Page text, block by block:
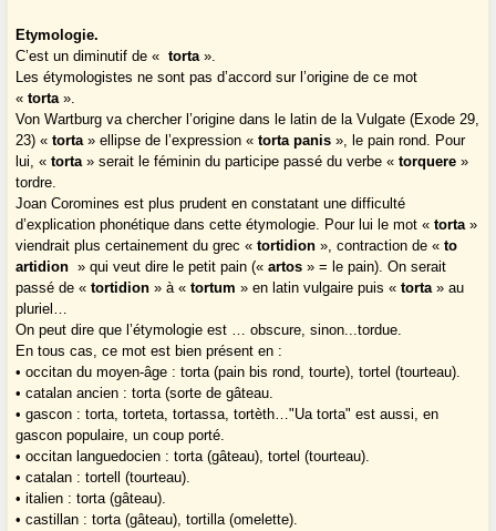
Etymologie.
C’est un diminutif de « torta».
Les étymologistes ne sont pas d’accord sur l’origine de ce mot
«torta».
Von Wartburg va chercher l’origine dans le latin de la Vulgate (Exode 29,
23) «torta» ellipse de l’expression «torta panis », le pain rond. Pour
lui, «torta» serait le féminin du participe passé du verbe «torquere »
tordre.
Joan Coromines est plus prudent en constatant une difficulté
d’explication phonétique dans cette étymologie. Pour lui le mot «torta»
viendrait plus certainement du grec «tortidion », contraction de «to
artidion » qui veut dire le petit pain («artos » = le pain). On serait
passé de «tortidion » à «tortum » en latin vulgaire puis «torta» au
pluriel…
On peut dire que l’étymologie est … obscure, sinon...tordue.
En tous cas, ce mot est bien présent en :
• occitan du moyen-âge : torta (pain bis rond, tourte), tortel (tourteau).
• catalan ancien : torta (sorte de gâteau.
• gascon : torta, torteta, tortassa, tortèth…"Ua torta" est aussi, en
gascon populaire, un coup porté.
• occitan languedocien : torta (gâteau), tortel (tourteau).
• catalan : tortell (tourteau).
• italien : torta (gâteau).
• castillan : torta (gâteau), tortilla (omelette).